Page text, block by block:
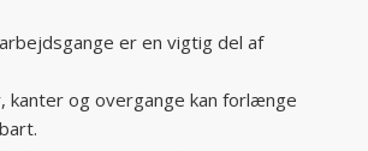
er en vigtig del af
kanter og overgange kan forlænge